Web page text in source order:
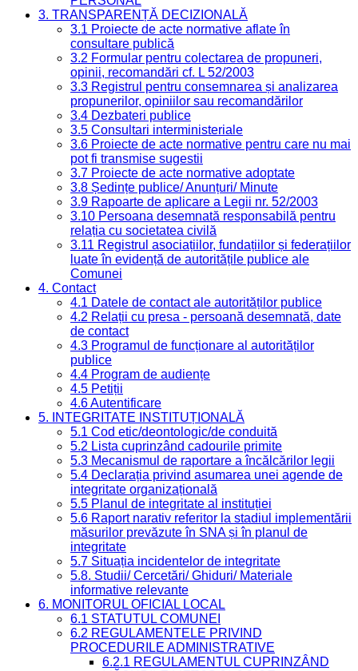
3. TRANSPARENȚĂ DECIZIONALĂ
3.1 Proiecte de acte normative aflate în
consultare publică
3.2 Formular pentru colectarea de propuneri,
opinii, recomandări cf. L 52/2003
3.3 Registrul pentru consemnarea și analizarea
propunerilor, opiniilor sau recomandărilor
3.4 Dezbateri publice
3.5 Consultari interministeriale
3.6 Proiecte de acte normative pentru care nu mai
pot fi transmise sugestii
3.7 Proiecte de acte normative adoptate
3.8 Ședințe publice/ Anunțuri/ Minute
3.9 Rapoarte de aplicare a Legii nr. 52/2003
3.10 Persoana desemnată responsabilă pentru
relația cu societatea civilă
3.11 Registrul asociațiilor, fundațiilor și federațiilor
luate în evidență de autoritățile publice ale
Comunei
4. Contact
4.1 Datele de contact ale autorităților publice
4.2 Relații cu presa - persoană desemnată, date
de contact
4.3 Programul de funcționare al autorităților
publice
4.4 Program de audiențe
4.5 Petiții
4.6 Autentificare
5. INTEGRITATE INSTITUȚIONALĂ
5.1 Cod etic/deontologic/de conduită
5.2 Lista cuprinzând cadourile primite
5.3 Mecanismul de raportare a încălcărilor legii
5.4 Declarația privind asumarea unei agende de
integritate organizațională
5.5 Planul de integritate al instituției
5.6 Raport narativ referitor la stadiul implementării
măsurilor prevăzute în SNA și în planul de
integritate
5.7 Situația incidentelor de integritate
5.8. Studii/ Cercetări/ Ghiduri/ Materiale
informative relevante
6. MONITORUL OFICIAL LOCAL
6.1 STATUTUL COMUNEI
6.2 REGULAMENTELE PRIVIND
PROCEDURILE ADMINISTRATIVE
6.2.1 REGULAMENTUL CUPRINZÂND